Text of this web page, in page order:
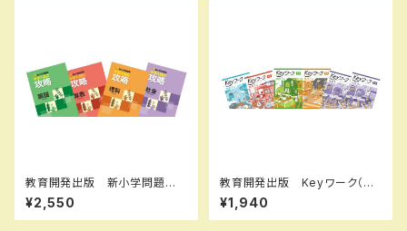
教育開発出版 新小学問題
集 中学入試の攻略 2026年
度版 各科目（選択ください）
問題集本体と別冊解答つき 新
¥2,550
教育開発出版 Keyワーク（キ
ーワーク） 英語 中1～３（ご
選択ください） 2026年度版
新品完全セット
¥1,940